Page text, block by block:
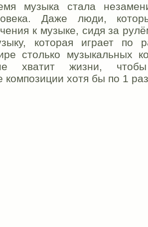
музыка стала
Даже люди,
к музыке, сидя за
которая играет по
столько музыкальных
хватит жизни,
композиции хотя бы по 1